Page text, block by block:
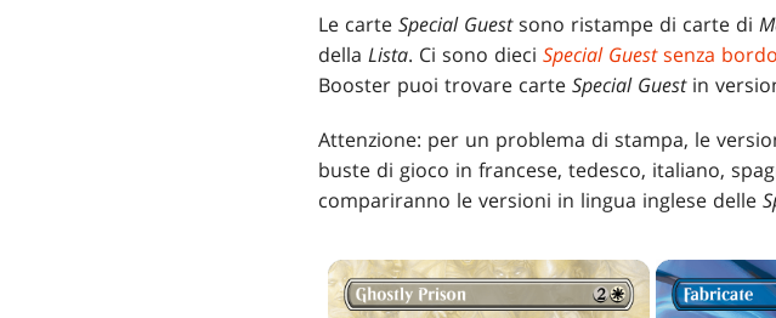
Le carte Special Guestsono ristampe di carte di
della Lista. Ci sono dieci Special Guestsenza
Booster puoi trovare carte Special Guestin
Attenzione: per un problema di stampa, le
buste di gioco in francese, tedesco, italiano,
compariranno le versioni in lingua inglese delle